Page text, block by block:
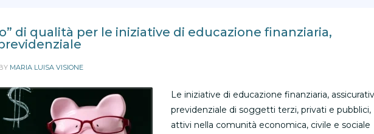
di qualità per le iniziative di educazione finanziaria,
MARIA LUISA VISIONE
Le iniziative di educazione finanziaria,
previdenziale di soggetti terzi, privati e pubblici,
attivi nella comunità economica, civile e sociale